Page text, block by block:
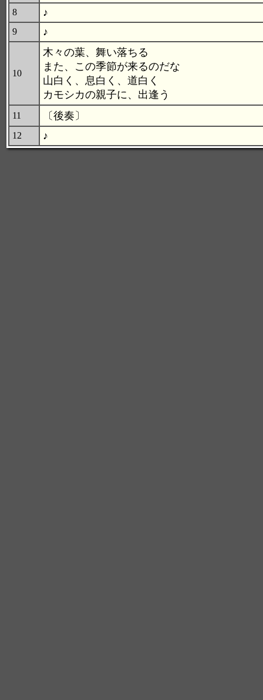
8 ♪
9 ♪
10
木々の葉、舞い落ちる
また、この季節が来るのだな
山白く、息白く、道白く
カモシカの親子に、出逢う
11 〔後奏〕
12 ♪